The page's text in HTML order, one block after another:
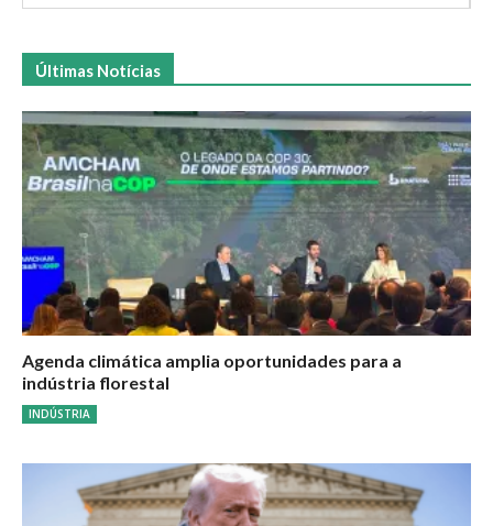
Últimas Notícias
Agenda climática amplia oportunidades para a
indústria florestal
INDÚSTRIA